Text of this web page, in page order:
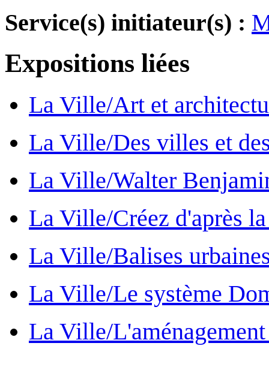
Service(s) initiateur(s) :
Expositions liées
La Ville/Art et
La Ville/Des villes et
La Ville/Walter
La Ville/Créez d'après
La Ville/Balises
La Ville/Le système
La Ville/